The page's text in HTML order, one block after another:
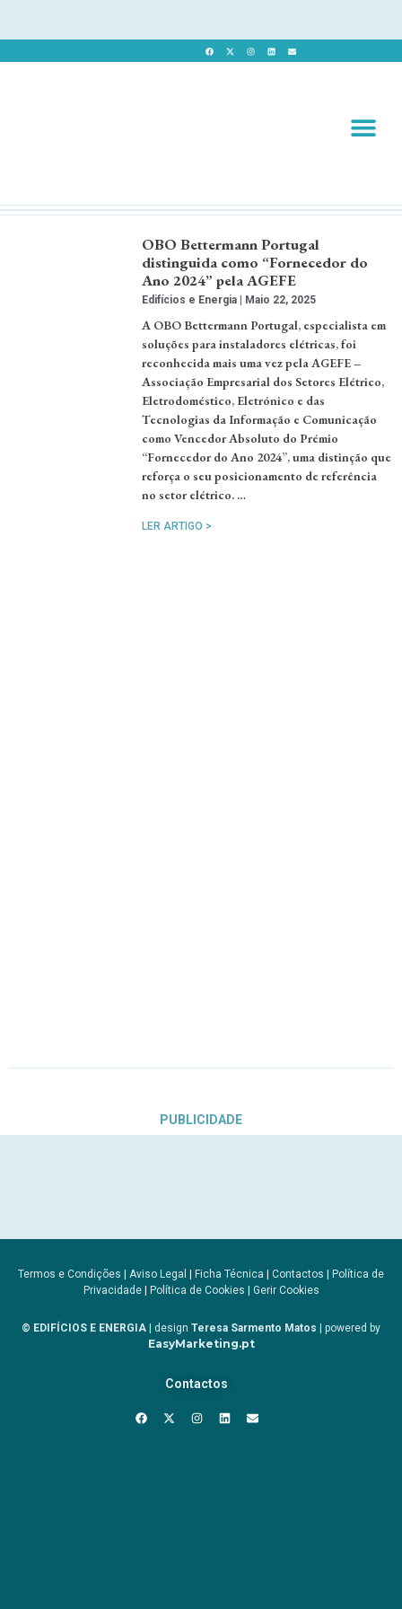
OBO Bettermann Portugal
distinguida como “Fornecedor do
Ano 2024” pela AGEFE
Edifícios e Energia Maio 22, 2025
A OBO Bettermann Portugal, especialista em
soluções para instaladores elétricas, foi
reconhecida mais uma vez pela AGEFE –
Associação Empresarial dos Setores Elétrico,
Eletrodoméstico, Eletrónico e das
Tecnologias da Informação e Comunicação
como Vencedor Absoluto do Prémio
“Fornecedor do Ano 2024”, uma distinção que
reforça o seu posicionamento de referência
no setor elétrico. …
LER ARTIGO >
PUBLICIDADE
Termos e Condições | Aviso Legal | Ficha Técnica | Contactos | Política de
Privacidade| Política de Cookies | Gerir Cookies
© EDIFÍCIOS E ENERGIA | design Teresa Sarmento Matos | powered by
EasyMarketing.pt
Contactos